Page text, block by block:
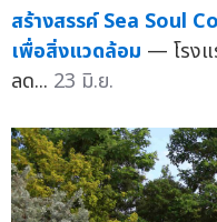
สร้างสรรค์ Sea Soul
เพื่อสิ่งแวดล้อม — โรงแ
ลด... 23 มิ.ย.